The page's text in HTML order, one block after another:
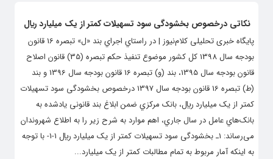
نکاتی درخصوص بخشودگی سود تسهيلات کمتر از يک ميليارد ريال
پایگاه خبری تحلیلی کلام‌نیوز | در راستاي اجراي بند «ل» تبصره 16 قانون
بودجه سال 1398 کل کشور موضوع تنفيذ حکم تبصره (35) قانون اصلاح
قانون بودجه سال 1395، بند (و) تبصره 16 قانون بودجه سال 1396 و بند
(ط) تبصره 16 قانون بودجه سال 1397 درخصوص بخشودگی سود تسهيلات
کمتر از يک ميليارد ريال، بانک مرکزي ضمن ابلاغ بند قانونی يادشده به
بانک‌هاي عامل در سال جاري، اهم موارد به شرح زیر را به اطلاع شهروندان
می‌رساند: 1ـ بخشودگی سود تسهيلات کمتر از يک ميليارد ريال 1-1- با توجه
به اينکه آمار مربوط به تمام مطالبات کمتر از يک ميليارد...